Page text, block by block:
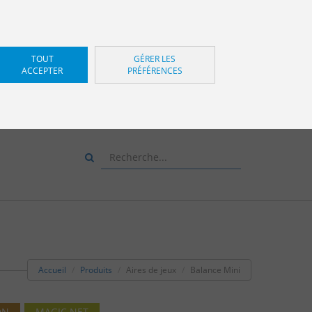
NOUS ET NOUS VOUS
Accueil Produits Aires de jeux Balance Mini
TOUT
ACCEPTER
GÉRER LES
PRÉFÉRENCES